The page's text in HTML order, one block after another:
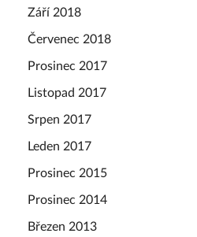
Září 2018
Červenec 2018
Prosinec 2017
Listopad 2017
Srpen 2017
Leden 2017
Prosinec 2015
Prosinec 2014
Březen 2013